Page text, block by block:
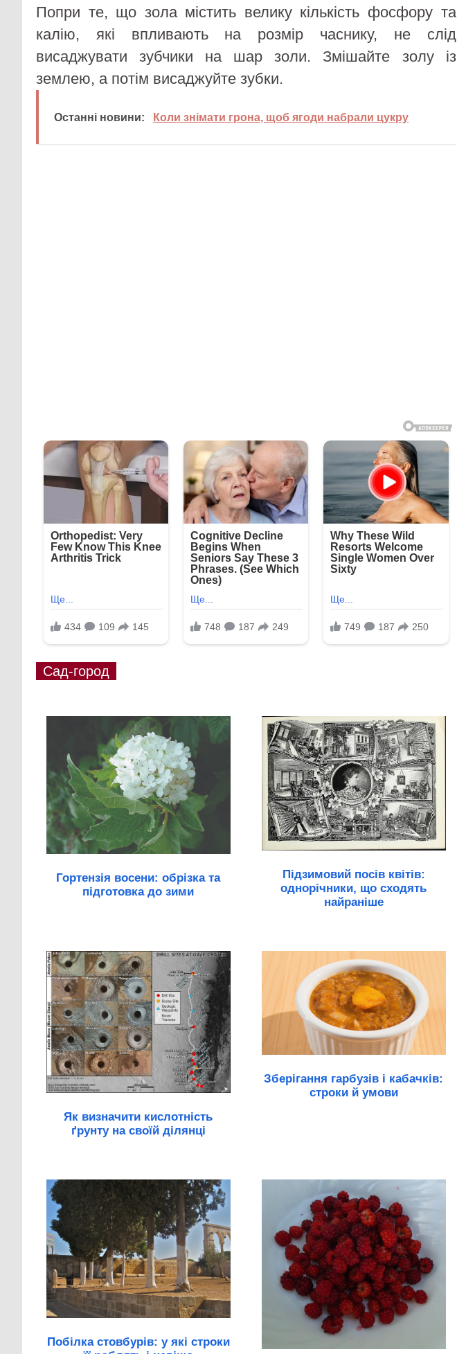
Попри те, що зола містить велику кількість фосфору та
калію, які впливають на розмір часнику, не слід
висаджувати зубчики на шар золи. Змішайте золу із
землею, а потім висаджуйте зубки.
Останні новини: Коли знімати грона, щоб ягоди набрали цукру
Сад-город
Гортензія восени: обрізка та
підготовка до зими
Підзимовий посів квітів:
однорічники, що сходять
найраніше
Як визначити кислотність
ґрунту на своїй ділянці
Зберігання гарбузів і кабачків:
строки й умови
Побілка стовбурів: у які строки